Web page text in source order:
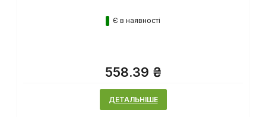
Є в наявності
558.39 ₴
ДЕТАЛЬНІШЕ